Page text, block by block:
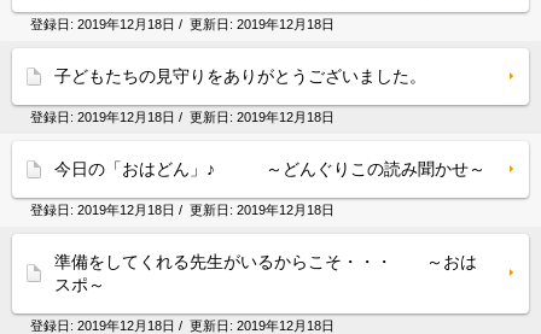
登録日: 2019年12月18日 / 更新日: 2019年12月18日
子どもたちの見守りをありがとうございました。
登録日: 2019年12月18日 / 更新日: 2019年12月18日
今日の「おはどん」♪ ～どんぐりこの読み聞かせ～
登録日: 2019年12月18日 / 更新日: 2019年12月18日
準備をしてくれる先生がいるからこそ・・・ ～おは
スポ～
登録日: 2019年12月18日 / 更新日: 2019年12月18日